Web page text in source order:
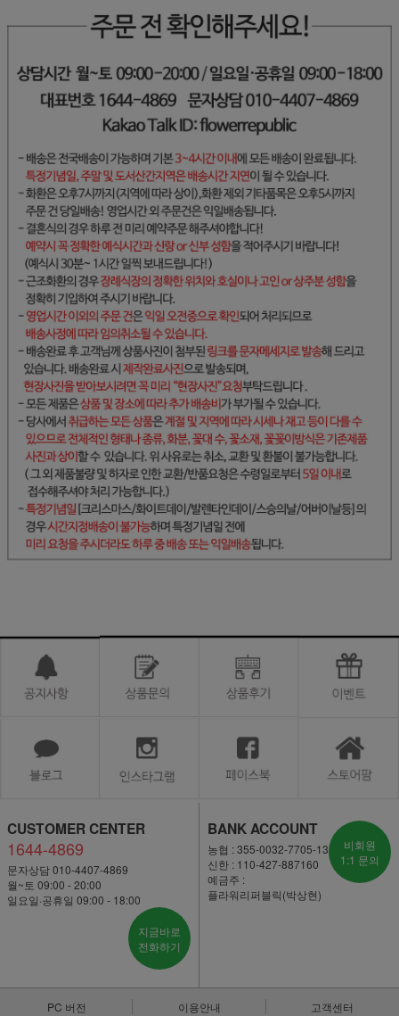
CUSTOMER CENTER
1644-4869
문자상담 010-4407-4869
월~토 09:00 - 20:00
일요일·공휴일 09:00 - 18:00
지금바로
전화하기
BANK ACCOUNT
농협 : 355-0032-7705-13
신한 : 110-427-887160
예금주 :
플라워리퍼블릭(박상현)
비회원
1:1 문의
PC 버전 이용안내 고객센터